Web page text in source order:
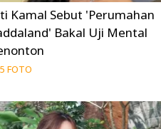
26 Juni 2026
Kamal Sebut 'Perumahan
Bakal Uji Mental
5 FOTO